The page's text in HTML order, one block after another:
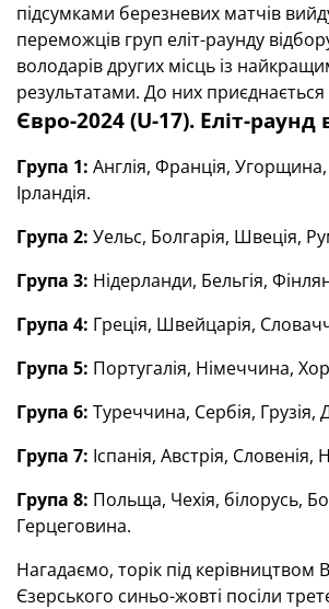
підсумками березневих матчів
переможців груп еліт-раунду
володарів других місць із
результатами. До них приєднається
Євро-2024 (U-17). Еліт-раунд
Група 1: Англія, Франція, Угорщина,
Ірландія.
Група 2: Уельс, Болгарія, Швеція,
Група 3: Нідерланди, Бельгія,
Група 4: Греція, Швейцарія,
Група 5: Португалія, Німеччина,
Група 6: Туреччина, Сербія, Грузія,
Група 7: Іспанія, Австрія, Словенія,
Група 8: Польща, Чехія, білорусь,
Герцеговина.
Нагадаємо, торік під
Єзерського синьо-жовті посіли